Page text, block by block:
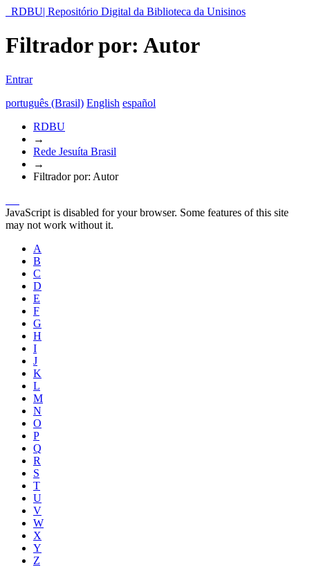
RDBU| Repositório Digital da Biblioteca da Unisinos
Filtrador por: Autor
Entrar
português (Brasil) English español
RDBU
→
Rede Jesuíta Brasil
→
Filtrador por: Autor
JavaScript is disabled for your browser. Some features of this site
may not work without it.
A
B
C
D
E
F
G
H
I
J
K
L
M
N
O
P
Q
R
S
T
U
V
W
X
Y
Z